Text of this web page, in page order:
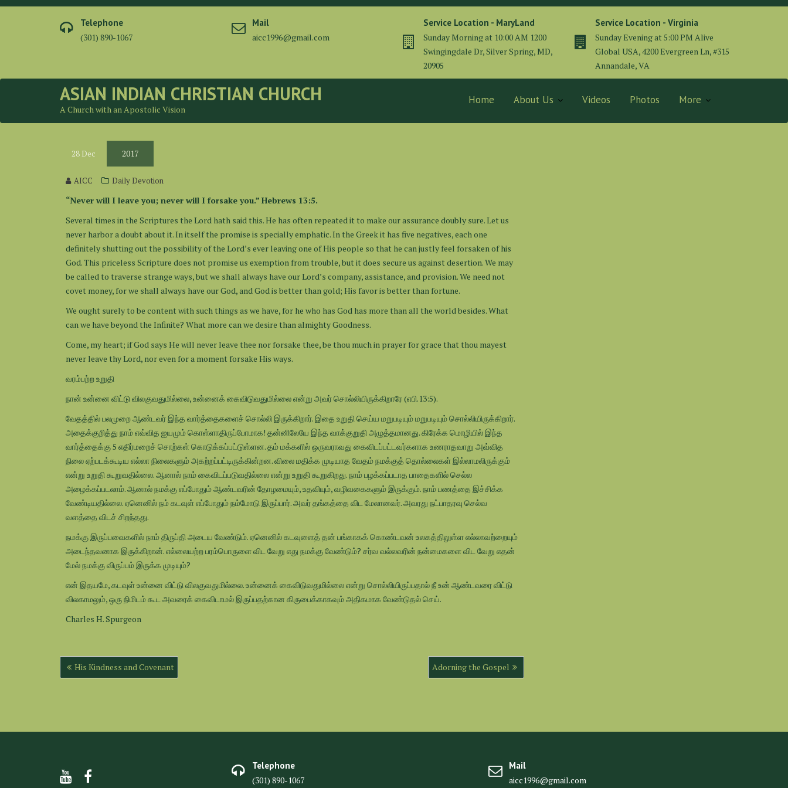
Skip
Telephone
(301) 890-1067
Mail
aicc1996@gmail.com
Service Location - MaryLand
Sunday Morning at 10:00 AM 1200
Swingingdale Dr, Silver Spring, MD,
20905
Service Location - Virginia
Sunday Evening at 5:00 PM Alive
Global USA, 4200 Evergreen Ln, #315
Annandale, VA
ASIAN INDIAN CHRISTIAN CHURCH
A Church with an Apostolic Vision
Home About Us Videos Photos More
28 Dec 2017
AICC Daily Devotion
“Never will I leave you; never will I forsake you.” Hebrews 13:5.
Several times in the Scriptures the Lord hath said this. He has often repeated it to make our assurance doubly sure. Let us
never harbor a doubt about it. In itself the promise is specially emphatic. In the Greek it has five negatives, each one
definitely shutting out the possibility of the Lord’s ever leaving one of His people so that he can justly feel forsaken of his
God. This priceless Scripture does not promise us exemption from trouble, but it does secure us against desertion. We may
be called to traverse strange ways, but we shall always have our Lord’s company, assistance, and provision. We need not
covet money, for we shall always have our God, and God is better than gold; His favor is better than fortune.
We ought surely to be content with such things as we have, for he who has God has more than all the world besides. What
can we have beyond the Infinite? What more can we desire than almighty Goodness.
Come, my heart; if God says He will never leave thee nor forsake thee, be thou much in prayer for grace that thou mayest
never leave thy Lord, nor even for a moment forsake His ways.
வரம்பற்ற உறுதி
நான் உன்னை விட்டு விலகுவதுமில்லை, உன்னைக் கைவிடுவதுமில்லை என்று அவர் சொல்லியிருக்கிறாரே (எபி.13:5).
வேதத்தில் பலமுறை ஆண்டவர் இந்த வார்த்தைகளைச் சொல்லி இருக்கிறார். இதை உறுதி செய்ய மறுபடியும் மறுபடியும் சொல்லியிருக்கிறார்.
அதைக்குறித்து நாம் எவ்வித ஐயமும் கொள்ளாதிருப்போமாக! தன்னிலேயே இந்த வாக்குறுதி அழுத்தமானது. கிரேக்க மொழியில் இந்த
வார்த்தைக்கு 5 எதிர்மறைச் சொற்கள் கொடுக்கப்பட்டுள்ளன. தம் மக்களில் ஒருவராவது கைவிடப்பட்டவர்களாக உணராதவாறு அவ்வித
நிலை ஏற்படக்கூடிய எல்லா நிலைகளும் அகற்றப்பட்டிருக்கின்றன. விலை மதிக்க முடியாத வேதம் நமக்குத் தொல்லைகள் இல்லாமலிருக்கும்
என்று உறுதி கூறுவதில்லை. ஆனால் நாம் கைவிடப்படுவதில்லை என்று உறுதி கூறுகிறது. நாம் பழக்கப்படாத பாதைகளில் செல்ல
அழைக்கப்படலாம். ஆனால் நமக்கு எப்போதும் ஆண்டவரின் தோழமையும், உதவியும், வழிவகைகளும் இருக்கும். நாம் பணத்தை இச்சிக்க
வேண்டியதில்லை. ஏனெனில் நம் கடவுள் எப்போதும் நம்மோடு இருப்பார். அவர் தங்கத்தை விட மேலானவர். அவரது நட்பாதரவு செல்வ
வளத்தை விடச் சிறந்தது.
நமக்கு இருப்பவைகளில் நாம் திருப்தி அடைய வேண்டும். ஏனெனில் கடவுளைத் தன் பங்காகக் கொண்டவன் உலகத்திலுள்ள எல்லாவற்றையும்
அடைந்தவனாக இருக்கிறான். எல்லையற்ற பரம்பொருளை விட வேறு எது நமக்கு வேண்டும்? சர்வ வல்லவரின் நன்மைகளை விட வேறு எதன்
மேல் நமக்கு விருப்பம் இருக்க முடியும்?
என் இதயமே, கடவுள் உன்னை விட்டு விலகுவதுமில்லை. உன்னைக் கைவிடுவதுமில்லை என்று சொல்லியிருப்பதால் நீ உன் ஆண்டவரை விட்டு
விலகாமலும், ஒரு நிமிடம் கூட அவரைக் கைவிடாமல் இருப்பதற்கான கிருபைக்காகவும் அதிகமாக வேண்டுதல் செய்.
Charles H. Spurgeon
Post
navigation
His Kindness and Covenant Adorning the Gospel
Telephone
(301) 890-1067
Mail
aicc1996@gmail.com